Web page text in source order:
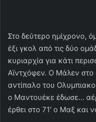
Στο δεύτερο ημίχρονο,
έξι γκολ από τις δύο
κυριαρχία για κάτι
Αϊντχόφεν. Ο Μάλεν στο
αντίπαλο του
ο Μαντουέκε έδωσε…
έρθει στο 71′ ο Μαξ και